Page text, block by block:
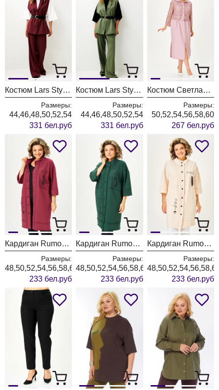
Костюм Lars Style 1247 оттенки бордо
Размеры:
44,46,48,50,52,54
331 бел.руб
Костюм Lars Style 1247/1 оттенки хвои
Размеры:
44,46,48,50,52,54
331 бел.руб
Костюм Светлана-Стиль 2380 розовый
Размеры:
50,52,54,56,58,60
267 бел.руб
Кардиган Rumoda 2019 бордовый
Размеры:
48,50,52,54,56,58,60,62
233 бел.руб
Кардиган Rumoda 2019 темно-зеленый
Размеры:
48,50,52,54,56,58,60,62
233 бел.руб
Кардиган Rumoda 2019 экрю
Размеры:
233 бел.руб